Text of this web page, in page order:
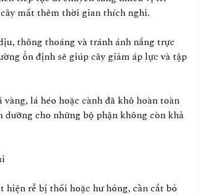
mất thêm thời gian thích nghi.
thông thoáng và tránh ánh nắng trực
ổn định sẽ giúp cây giảm áp lực và tập
lá héo hoặc cành đã khô hoàn toàn
cho những bộ phận không còn khả
hiện rễ bị thối hoặc hư hỏng, cần cắt bỏ